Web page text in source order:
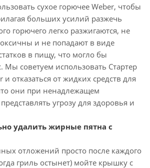
сухое горючее Weber, чтобы
больших усилий разжечь
горючего легко разжигаются, не
и не попадают в виде
в пищу, что могло бы
Мы советуем использовать Стартер
и отказаться от жидких средств для
они при ненадлежащем
угрозу для здоровья и
удалить жирные пятна с
отложений просто после каждого
гриль остынет) мойте крышку с